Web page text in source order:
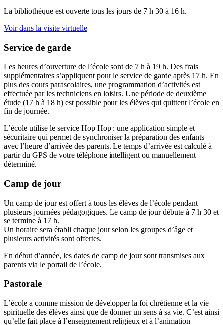
La bibliothèque est ouverte tous les jours de 7 h 30 à 16 h.
Voir dans la visite virtuelle
Service de garde
Les heures d’ouverture de l’école sont de 7 h à 19 h. Des frais
supplémentaires s’appliquent pour le service de garde après 17 h. En
plus des cours parascolaires, une programmation d’activités est
effectuée par les techniciens en loisirs. Une période de deuxième
étude (17 h à 18 h) est possible pour les élèves qui quittent l’école en
fin de journée.
L’école utilise le service Hop Hop : une application simple et
sécuritaire qui permet de synchroniser la préparation des enfants
avec l’heure d’arrivée des parents. Le temps d’arrivée est calculé à
partir du GPS de votre téléphone intelligent ou manuellement
déterminé.
Camp de jour
Un camp de jour est offert à tous les élèves de l’école pendant
plusieurs journées pédagogiques. Le camp de jour débute à 7 h 30 et
se termine à 17 h.
Un horaire sera établi chaque jour selon les groupes d’âge et
plusieurs activités sont offertes.
En début d’année, les dates de camp de jour sont transmises aux
parents via le portail de l’école.
Pastorale
L’école a comme mission de développer la foi chrétienne et la vie
spirituelle des élèves ainsi que de donner un sens à sa vie. C’est ainsi
qu’elle fait place à l’enseignement religieux et à l’animation